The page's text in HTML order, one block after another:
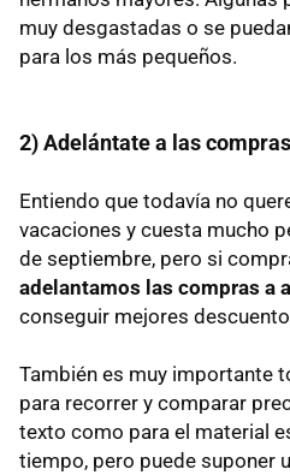
muy desgastadas o se
para los más pequeños.
2) Adelántate a las compras
Entiendo que todavía no
vacaciones y cuesta mucho
de septiembre, pero si
adelantamos las compras a
conseguir mejores
También es muy importante
para recorrer y comparar
texto como para el material
tiempo, pero puede suponer